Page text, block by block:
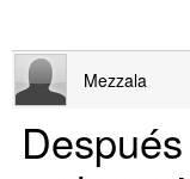
Mezzala